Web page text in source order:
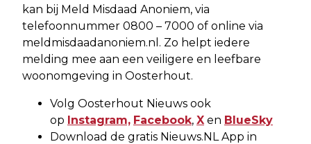
kan bij Meld Misdaad Anoniem, via
telefoonnummer 0800 – 7000 of online via
meldmisdaadanoniem.nl. Zo helpt iedere
melding mee aan een veiligere en leefbare
woonomgeving in Oosterhout.
Volg Oosterhout Nieuws ook
op Instagram, Facebook, X en BlueSky
Download de gratis Nieuws.NL App in